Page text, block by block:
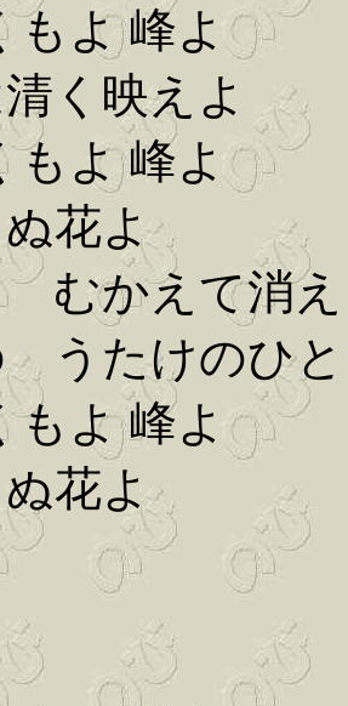
もよ 峰よ
く映えよ
もよ 峰よ
花よ
むかえて消
うたけのひ
もよ 峰よ
花よ